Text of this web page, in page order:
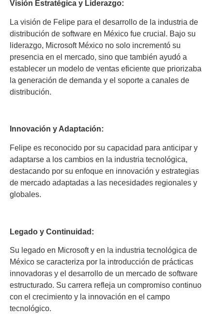
Visión Estratégica y Liderazgo:
La visión de Felipe para el desarrollo de la industria de
distribución de software en México fue crucial. Bajo su
liderazgo, Microsoft México no solo incrementó su
presencia en el mercado, sino que también ayudó a
establecer un modelo de ventas eficiente que priorizaba
la generación de demanda y el soporte a canales de
distribución.
Innovación y Adaptación:
Felipe es reconocido por su capacidad para anticipar y
adaptarse a los cambios en la industria tecnológica,
destacando por su enfoque en innovación y estrategias
de mercado adaptadas a las necesidades regionales y
globales.
Legado y Continuidad:
Su legado en Microsoft y en la industria tecnológica de
México se caracteriza por la introducción de prácticas
innovadoras y el desarrollo de un mercado de software
estructurado. Su carrera refleja un compromiso continuo
con el crecimiento y la innovación en el campo
tecnológico.